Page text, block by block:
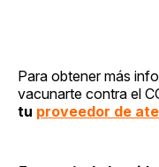
Para obtener más
vacunarte contra el
tu proveedor de